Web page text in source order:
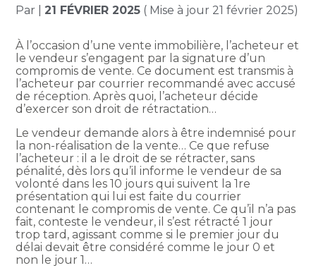
Par |21 FÉVRIER 2025 ( Mise à jour 21 février 2025)
À l’occasion d’une vente immobilière, l’acheteur et
le vendeur s’engagent par la signature d’un
compromis de vente. Ce document est transmis à
l’acheteur par courrier recommandé avec accusé
de réception. Après quoi, l’acheteur décide
d’exercer son droit de rétractation…
Le vendeur demande alors à être indemnisé pour
la non-réalisation de la vente… Ce que refuse
l’acheteur : il a le droit de se rétracter, sans
pénalité, dès lors qu’il informe le vendeur de sa
volonté dans les 10 jours qui suivent la 1re
présentation qui lui est faite du courrier
contenant le compromis de vente. Ce qu’il n’a pas
fait, conteste le vendeur, il s’est rétracté 1 jour
trop tard, agissant comme si le premier jour du
délai devait être considéré comme le jour 0 et
non le jour 1…